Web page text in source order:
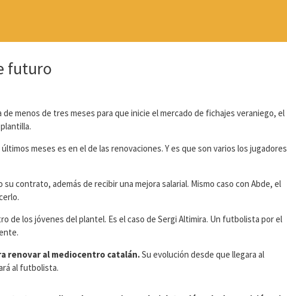
futuro
menos de tres meses para que inicie el mercado de fichajes veraniego, el
meses es en el de las renovaciones. Y es que son varios los jugadores
contrato, además de recibir una mejora salarial. Mismo caso con Abde, el
de los jóvenes del plantel. Es el caso de Sergi Altimira. Un futbolista por el
renovar al mediocentro catalán.Su evolución desde que llegara al
al futbolista.